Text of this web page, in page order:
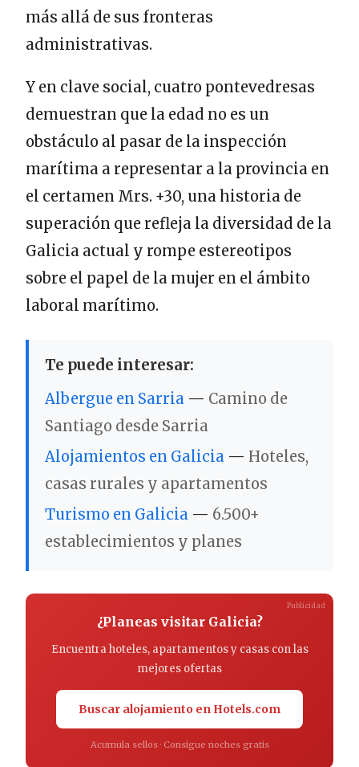
más allá de sus fronteras
administrativas.
Y en clave social, cuatro pontevedresas
demuestran que la edad no es un
obstáculo al pasar de la inspección
marítima a representar a la provincia en
el certamen Mrs. +30, una historia de
superación que refleja la diversidad de la
Galicia actual y rompe estereotipos
sobre el papel de la mujer en el ámbito
laboral marítimo.
Te puede interesar:
Albergue en Sarria — Camino de
Santiago desde Sarria
Alojamientos en Galicia — Hoteles,
casas rurales y apartamentos
Turismo en Galicia — 6.500+
establecimientos y planes
¿Planeas visitar Galicia?
Encuentra hoteles, apartamentos y casas con las
mejores ofertas
Buscar alojamiento en Hotels.com
Acumula sellos · Consigue noches gratis
Publicidad